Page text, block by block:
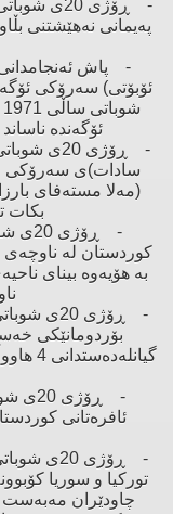
پەیمانی نەهێشتنی
- پاش
ئۆگەندە
سادات)ی سەرۆكی
(مەلا مستەفای
بكات
كوردستان لە ناوچەی
بە هۆیەوە بینای
بۆردومانێكی
ئافرەتانی
توركیا ‌و سوریا
چاودێران مەبەست